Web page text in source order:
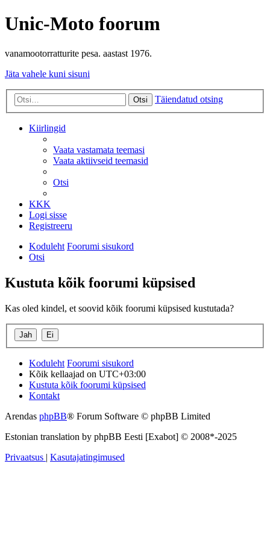
Unic-Moto foorum
vanamootorratturite pesa. aastast 1976.
Jäta vahele kuni sisuni
Otsi Täiendatud otsing
Kiirlingid
Vaata vastamata teemasi
Vaata aktiivseid teemasid
Otsi
KKK
Logi sisse
Registreeru
Koduleht Foorumi sisukord
Otsi
Kustuta kõik foorumi küpsised
Kas oled kindel, et soovid kõik foorumi küpsised kustutada?
Koduleht Foorumi sisukord
Kõik kellaajad on UTC+03:00
Kustuta kõik foorumi küpsised
Kontakt
Arendas phpBB® Forum Software © phpBB Limited
Estonian translation by phpBB Eesti [Exabot] © 2008*-2025
Privaatsus | Kasutajatingimused